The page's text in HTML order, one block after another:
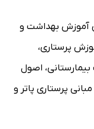
آموزش بهداشت و
پرستاری،
، اصول
پرستاری پاتر و